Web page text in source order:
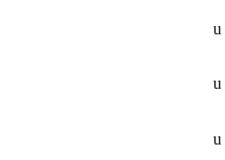
u
u
u